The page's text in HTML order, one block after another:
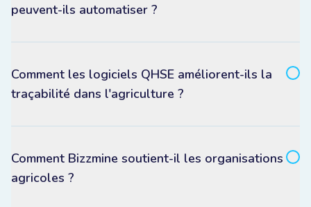
peuvent-ils automatiser ?
Comment les logiciels QHSE améliorent-ils la
traçabilité dans l'agriculture ?
Comment Bizzmine soutient-il les organisations
agricoles ?